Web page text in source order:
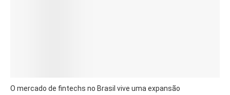
O mercado de fintechs no Brasil vive uma expansão